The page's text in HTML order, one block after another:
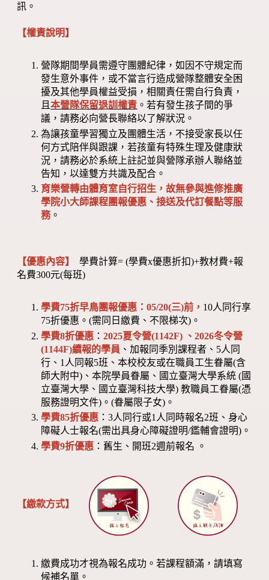
訊。
【權責說明】
營隊期間學員需遵守團體紀律，如因不守規定而
發生意外事件，或不當言行造成營隊整體安全困
擾及其他學員權益受損，相關責任需自行負責，
且本營隊保留退訓權責 。若有發生孩子間的爭
議，請務必向營長聯絡以了解狀況。
為讓孩童學習獨立及團體生活，不接受家長以任
何方式陪伴與跟課，若孩童有特殊生理及健康狀
況，請務必於系統上註記並與營隊承辦人聯絡並
告知，以達雙方共識及配合。
育樂營轉由體育室自行招生，故無參與進修推廣
學院小大師課程團報優惠、接送及代訂餐點等服
務。
【優惠內容】
學費計算= (學費x優惠折扣)+教材費+報
名費300元(每班)
學費75折早鳥團報優惠：05/20(三)前， 10人同行享
75折優惠。(需同日繳費、不限梯次)。
學費8折優惠 ：2025夏令營(1142F) 、2026冬令營
(1144F)續報的學員 、加報同季別課程者、5人同
行、1人同報5班、本校校友或在職員工生眷屬(含
師大附中)、本院學員眷屬、國立臺灣大學系統 (國
立臺灣大學、國立臺灣科技大學) 教職員工眷屬(憑
服務證明文件)。(眷屬限子女)。
學費85折優惠 ：3人同行或1人同時報名2班、身心
障礙人士報名(需出具身心障礙證明/鑑輔會證明)。
學費9折優惠 ：舊生、開班2週前報名 。
【繳款方式】
繳費成功才視為報名成功。若課程額滿，請填寫
候補名單。